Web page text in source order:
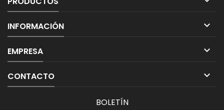
INFORMACIÓN 
EMPRESA 
CONTACTO 
BOLETÍN